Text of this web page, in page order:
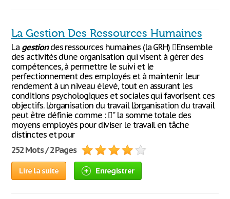
La Gestion Des Ressources Humaines
La gestiondes ressources humaines (la GRH) Ensemble
des activités d’une organisation qui visent à gérer des
compétences, à permettre le suivi et le
perfectionnement des employés et à maintenir leur
rendement à un niveau élevé, tout en assurant les
conditions psychologiques et sociales qui favorisent ces
objectifs. L’organisation du travail L’organisation du travail
peut être définie comme : " la somme totale des
moyens employés pour diviser le travail en tâche
distinctes et pour
252 Mots / 2 Pages
Lire la suite Enregistrer